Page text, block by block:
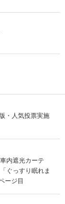
・人気投票実施
内遮光カーテ
ぐっすり眠れま
ージ目